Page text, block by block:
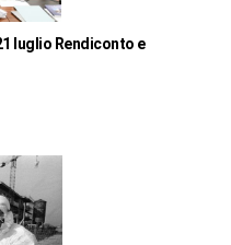
luglio Rendiconto e